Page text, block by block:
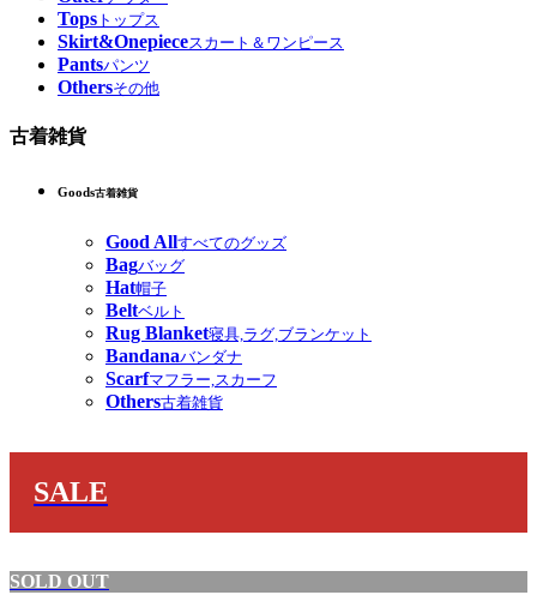
Tops トップス
Skirt&Onepieceスカート＆ワンピース
Pantsパンツ
Othersその他
古着雑貨
Goods古着雑貨
Good Allすべてのグッズ
Bagバッグ
Hat帽子
Beltベルト
Rug Blanket寝具,ラグ,ブランケット
Bandanaバンダナ
Scarfマフラー,スカーフ
Others古着雑貨
SALE
SOLD OUT